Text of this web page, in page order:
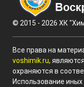
© 2015 - 2026 ХК
Все права на
voshimik.ru,
охраняются в
Использование